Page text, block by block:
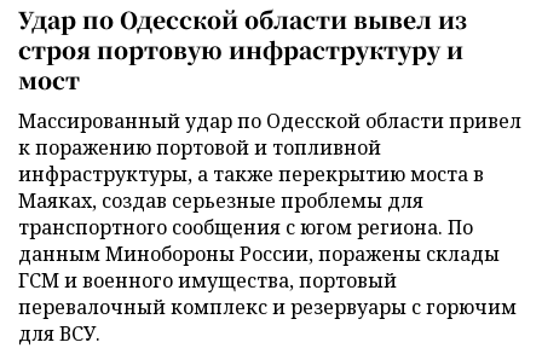
Удар по Одесской области вывел из
строя портовую инфраструктуру и
мост
Массированный удар по Одесской области привел
к поражению портовой и топливной
инфраструктуры, а также перекрытию моста в
Маяках, создав серьезные проблемы для
транспортного сообщения с югом региона. По
данным Минобороны России, поражены склады
ГСМ и военного имущества, портовый
перевалочный комплекс и резервуары с горючим
для ВСУ.